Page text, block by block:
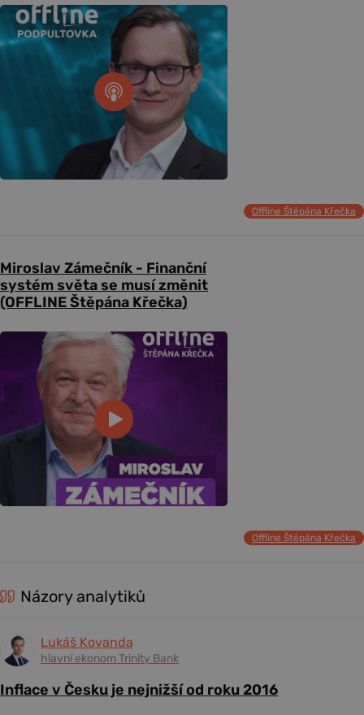
Offline Štěpána Křečka
Miroslav Zámečník - Finanční
systém světa se musí změnit
(OFFLINE Štěpána Křečka)
Offline Štěpána Křečka
Názory analytiků
Lukáš Kovanda
hlavní ekonom Trinity Bank
Inflace v Česku je nejnižší od roku 2016